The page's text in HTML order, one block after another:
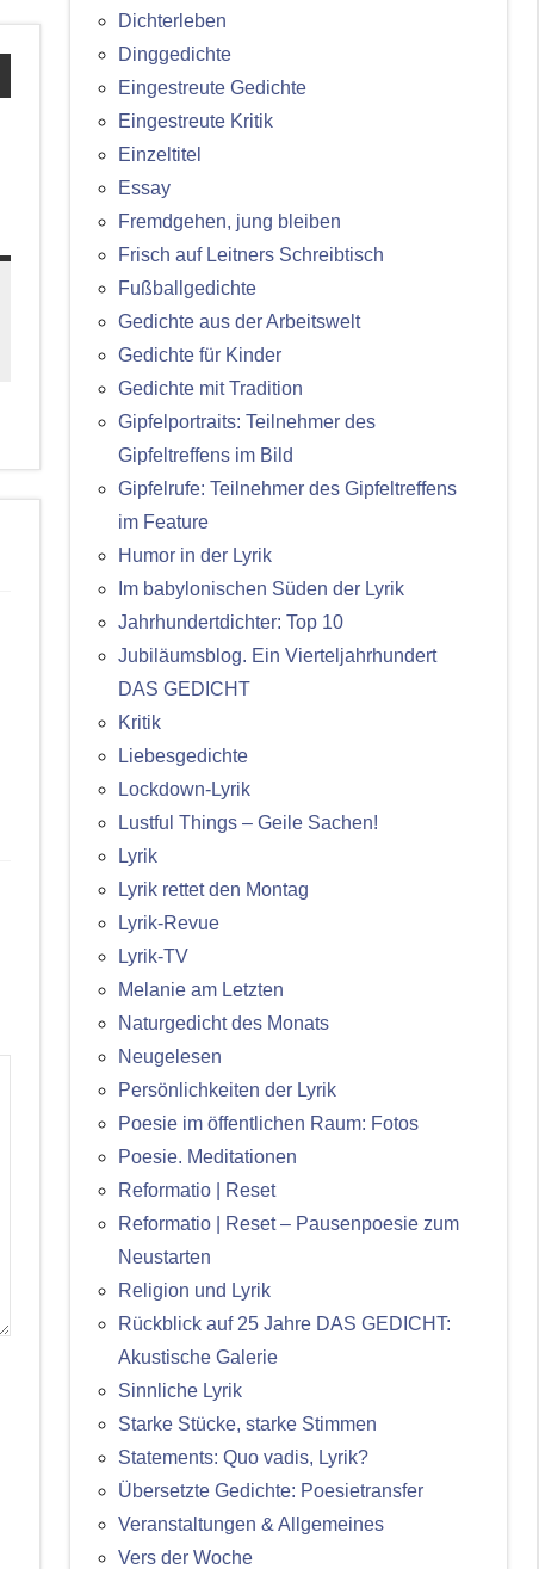
Dichterleben
Dinggedichte
Eingestreute Gedichte
Eingestreute Kritik
Einzeltitel
Essay
Fremdgehen, jung bleiben
Frisch auf Leitners Schreibtisch
Fußballgedichte
Gedichte aus der Arbeitswelt
Gedichte für Kinder
Gedichte mit Tradition
Gipfelportraits: Teilnehmer des
Gipfeltreffens im Bild
Gipfelrufe: Teilnehmer des Gipfeltreffens
im Feature
Humor in der Lyrik
Im babylonischen Süden der Lyrik
Jahrhundertdichter: Top 10
Jubiläumsblog. Ein Vierteljahrhundert
DAS GEDICHT
Kritik
Liebesgedichte
Lockdown-Lyrik
Lustful Things – Geile Sachen!
Lyrik
Lyrik rettet den Montag
Lyrik-Revue
Lyrik-TV
Melanie am Letzten
Naturgedicht des Monats
Neugelesen
Persönlichkeiten der Lyrik
Poesie im öffentlichen Raum: Fotos
Poesie. Meditationen
Reformatio | Reset
Reformatio | Reset – Pausenpoesie zum
Neustarten
Religion und Lyrik
Rückblick auf 25 Jahre DAS GEDICHT:
Akustische Galerie
Sinnliche Lyrik
Starke Stücke, starke Stimmen
Statements: Quo vadis, Lyrik?
Übersetzte Gedichte: Poesietransfer
Veranstaltungen & Allgemeines
Vers der Woche